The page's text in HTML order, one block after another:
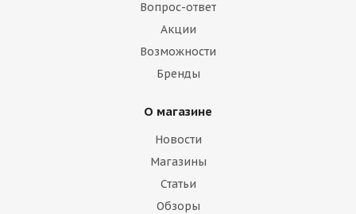
Вопрос-ответ
Акции
Возможности
Бренды
О магазине
Новости
Магазины
Статьи
Обзоры